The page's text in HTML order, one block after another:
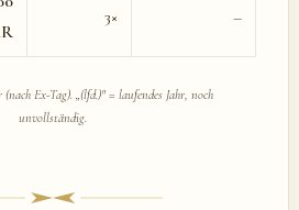
3× –
Ex-Tag). „(lfd.)" = laufendes Jahr, noch
unvollständig.